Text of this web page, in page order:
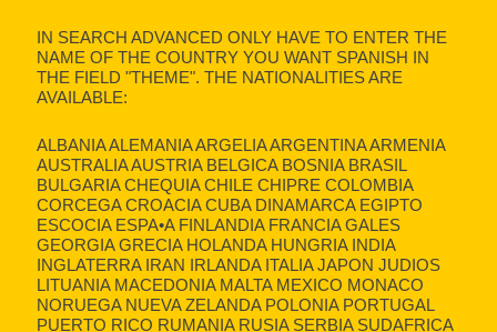
IN SEARCH ADVANCED ONLY HAVE TO ENTER THE
NAME OF THE COUNTRY YOU WANT SPANISH IN
THE FIELD "THEME". THE NATIONALITIES ARE
AVAILABLE:
ALBANIA ALEMANIA ARGELIA ARGENTINA ARMENIA
AUSTRALIA AUSTRIA BELGICA BOSNIA BRASIL
BULGARIA CHEQUIA CHILE CHIPRE COLOMBIA
CORCEGA CROACIA CUBA DINAMARCA EGIPTO
ESCOCIA ESPA•A FINLANDIA FRANCIA GALES
GEORGIA GRECIA HOLANDA HUNGRIA INDIA
INGLATERRA IRAN IRLANDA ITALIA JAPON JUDIOS
LITUANIA MACEDONIA MALTA MEXICO MONACO
NORUEGA NUEVA ZELANDA POLONIA PORTUGAL
PUERTO RICO RUMANIA RUSIA SERBIA SUDAFRICA